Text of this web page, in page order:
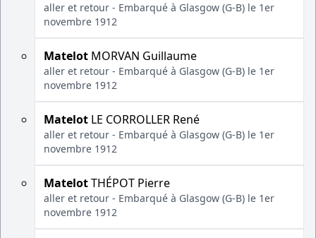
aller et retour - Embarqué à Glasgow (G-B) le 1er
novembre 1912
Matelot MORVAN Guillaume
aller et retour - Embarqué à Glasgow (G-B) le 1er
novembre 1912
Matelot LE CORROLLER René
aller et retour - Embarqué à Glasgow (G-B) le 1er
novembre 1912
MatelotTHÉPOT Pierre
aller et retour - Embarqué à Glasgow (G-B) le 1er
novembre 1912